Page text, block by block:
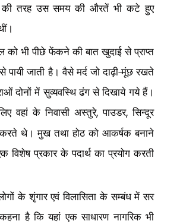
तरह उस समय की औरतें भी कटे हुए
को भी पीछे फेंकने की बात खुदाई से प्राप्त
पायी जाती है। वैसे मर्द जो दाढ़ी-मूंछ रखते
दोनों में सुव्यवस्थि ढंग से दिखाये गये हैं।
वहां के निवासी अस्तुरे,पाउडर,सिन्दूर
थे। मुख तथा होठ को आकर्षक बनाने
विशेष प्रकार के पदार्थ का प्रयोग करती
के शृंगार एवं विलासिता के सम्बंध में सर
है कि यहां एक साधारण नागरिक भी